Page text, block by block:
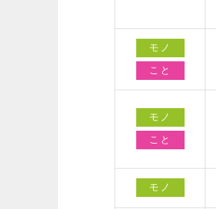
モノ
こと
モノ
こと
モノ